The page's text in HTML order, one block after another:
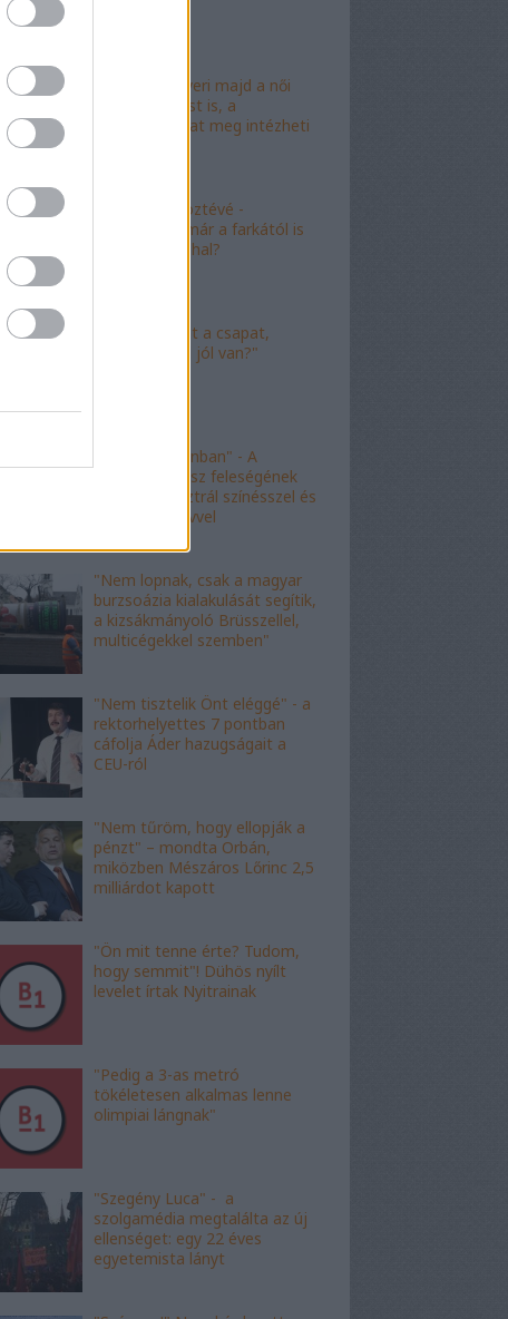
"Mészáros nyeri majd a női
kalapácsvetést is, a
kabalafigurákat meg intézheti
"Minőségi" köztévé -
hamarosan, már a farkától is
bűzleni fog a hal?
"Nagyot ment a csapat,
Viktor! Család jól van?"
"nem kishazánban" - A
fideszes borász feleségének
esete az ausztrál színésszel és
az angol nyelvvel
"Nem lopnak, csak a magyar
burzsoázia kialakulását segítik,
a kizsákmányoló Brüsszellel,
multicégekkel szemben"
"Nem tisztelik Önt eléggé" - a
rektorhelyettes 7 pontban
cáfolja Áder hazugságait a
CEU-ról
"Nem tűröm, hogy ellopják a
pénzt" – mondta Orbán,
miközben Mészáros Lőrinc 2,5
milliárdot kapott
"Ön mit tenne érte? Tudom,
hogy semmit"! Dühös nyílt
levelet írtak Nyitrainak
"Pedig a 3-as metró
tökéletesen alkalmas lenne
olimpiai lángnak"
"Szegény Luca" - a
szolgamédia megtalálta az új
ellenséget: egy 22 éves
egyetemista lányt